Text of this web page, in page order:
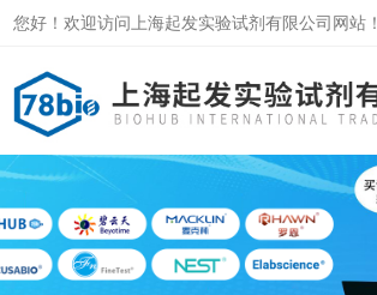
您好！欢迎访问上海起发实验试剂有限公司网站！